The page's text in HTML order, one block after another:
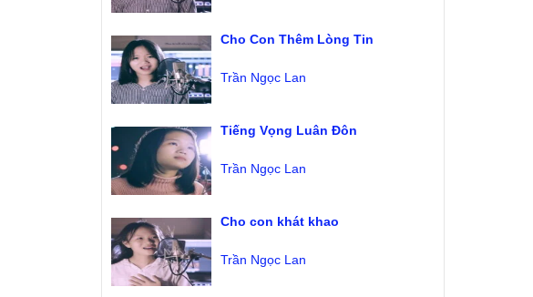
Cho Con Thêm Lòng Tin
Trần Ngọc Lan
Tiếng Vọng Luân Đôn
Trần Ngọc Lan
Cho con khát khao
Trần Ngọc Lan